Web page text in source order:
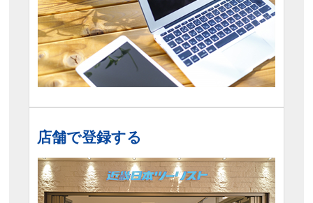
店舗で登録する